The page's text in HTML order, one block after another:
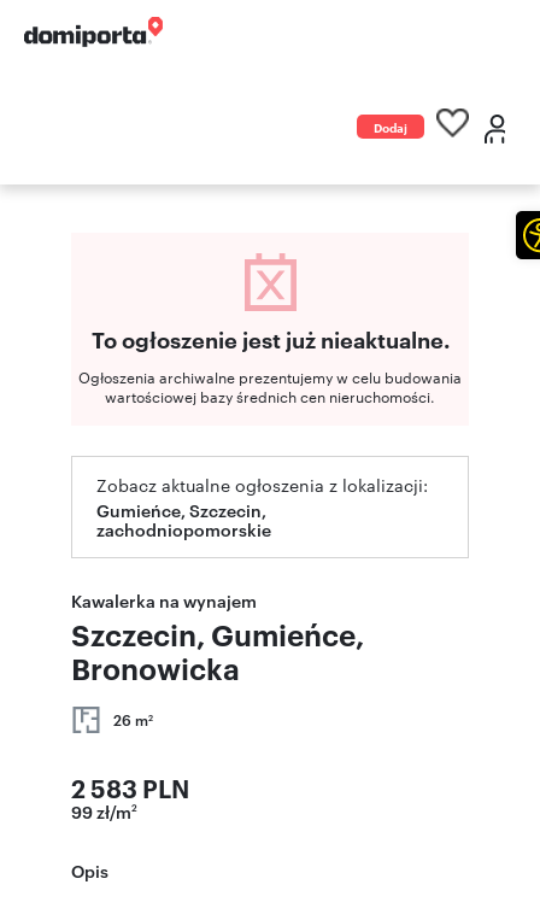
Dodaj
To ogłoszenie jest już nieaktualne.
Ogłoszenia archiwalne prezentujemy w celu budowania
wartościowej bazy średnich cen nieruchomości.
Zobacz aktualne ogłoszenia z lokalizacji:
Gumieńce, Szczecin,
zachodniopomorskie
Kawalerka na wynajem
Szczecin, Gumieńce,
Bronowicka
26 m2
2 583 PLN
99 zł/m2
Opis